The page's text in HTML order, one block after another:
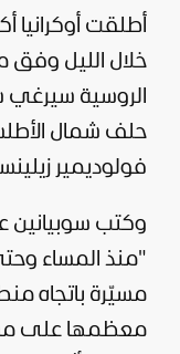
أطلقت أوكرانيا
خلال الليل وفق
الروسية سيرغي
حلف شمال
فولوديمير
وكتب سوبيانين
مسيّرة باتجاه